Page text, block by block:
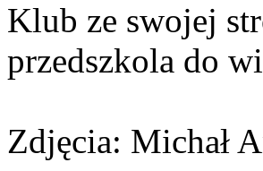
Klub ze swojej
przedszkola do
Zdjęcia: Michał